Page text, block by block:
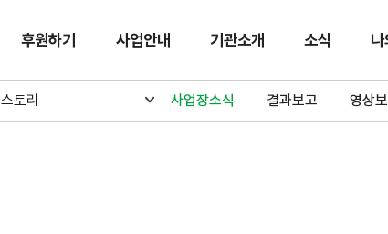
후원하기 사업안내 기관소개 소식
스토리 사업장소식 결과보고 영상보